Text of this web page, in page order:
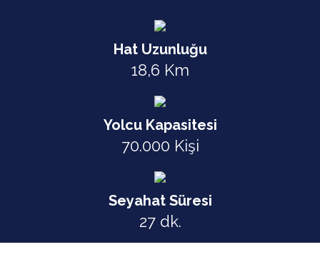
Hat Uzunluğu
18,6 Km
Yolcu Kapasitesi
70.000 Kişi
Seyahat Süresi
27 dk.